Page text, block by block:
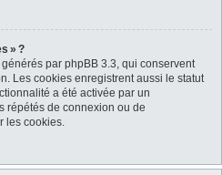
» ?
par phpBB 3.3, qui conservent
Les cookies enregistrent aussi le statut
a été activée par un
répétés de connexion ou de
les cookies.